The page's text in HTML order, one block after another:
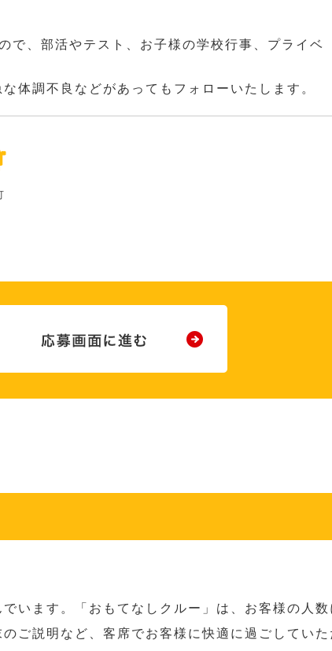
で、部活やテスト、お子様の学校行事、プライベ
体調不良などがあってもフォローいたします。
います。「おもてなしクルー」は、お客様の人数
ご説明など、客席でお客様に快適に過ごしていた